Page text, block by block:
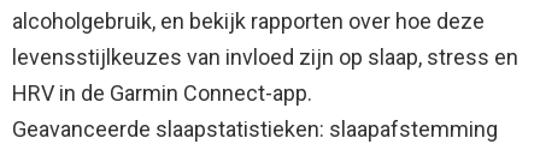
alcoholgebruik, en bekijk rapporten over hoe deze
levensstijlkeuzes van invloed zijn op slaap, stress en
HRV in de Garmin Connect-app.
Geavanceerde slaapstatistieken: slaapafstemming